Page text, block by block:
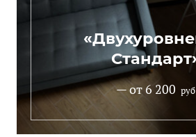
— от 6 200 руб